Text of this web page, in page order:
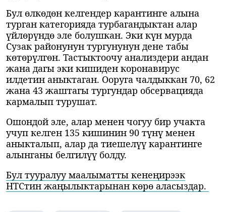
Бул өлкөдөн келгендер карантинге алына
турган категорияда турбагандыктан алар
үйлөрүндө эле болушкан. Эки күн мурда
Сузак районунун тургунунун дене табы
көтөрүлгөн. Тастыктоочу анализдери андан
жана дагы эки кишиден коронавирус
илдетин аныктаган. Ооруга чалдыккан 70, 62
жана 43 жаштагы тургундар обсервацияда
кармалып турушат.
Ошондой эле, алар менен чогуу бир учакта
учуп келген 135 кишинин 90 түнү менен
аныкталып, алар да тиешелүү карантинге
алынганы белгилүү болду.
Бул тууралуу маалыматты кенеңирээк
НТСтин жаңылыктарынан көрө аласыздар.